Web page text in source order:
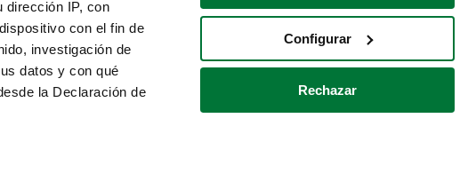
dirección IP, con
con el fin de
investigación de
datos y con qué
la Declaración de
Configurar
Rechazar